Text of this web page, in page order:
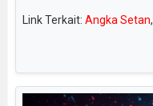
Link Terkait: Angka Setan,